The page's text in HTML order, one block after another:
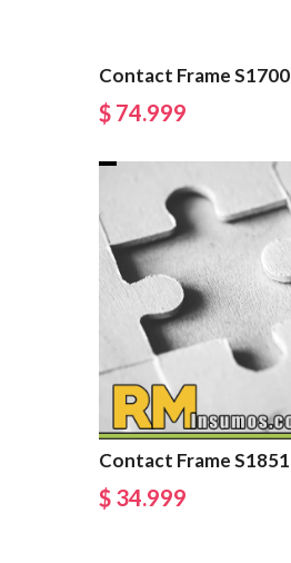
Contact Frame S1700
$ 74.999
Contact Frame S1851
$ 34.999